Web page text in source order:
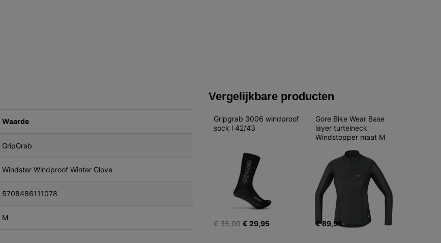
Waarde
GripGrab
Windster Windproof Winter Glove
5708486111078
M
Vergelijkbare producten
Gripgrab 3006 windproof
sock l 42/43
€ 35,00 € 29,95
Gore Bike Wear Base
layer turtelneck
Windstopper maat M
€ 89,95